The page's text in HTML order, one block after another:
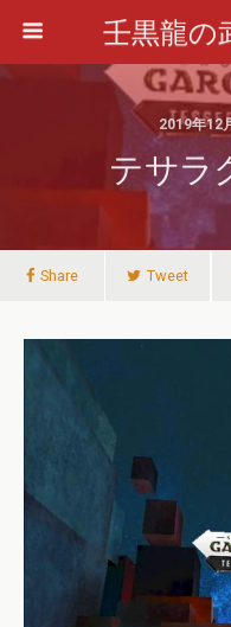
壬黒龍の
2019年12
テサラ
Share Tweet